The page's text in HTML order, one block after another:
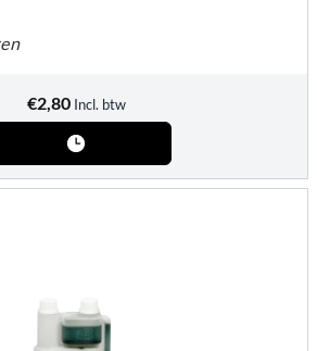
€2,80 Incl. btw